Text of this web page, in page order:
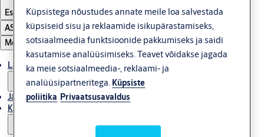
Estonia·Eesti
ASSA ABLOY Group
Menüü
Lahendused
Jätkusuutlikkus
Kust osta
Küpsistega nõustudes annate meile loa salvestada
küpsiseid sisu ja reklaamide isikupärastamiseks,
sotsiaalmeedia funktsioonide pakkumiseks ja saidi
kasutamise analüüsimiseks. Teavet võidakse jagada
ka meie sotsiaalmeedia-, reklaami- ja
analüüsipartneritega. Küpsiste
poliitika Privaatsusavaldus